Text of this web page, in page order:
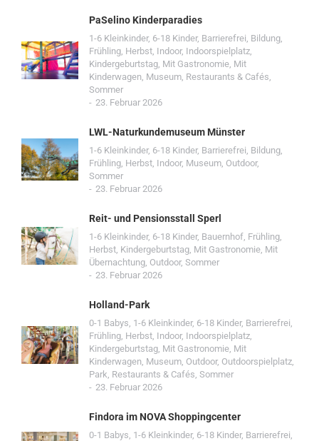
PaSelino Kinderparadies
1-6 Kleinkinder, 6-18 Kinder, Barrierefrei, Bildung,
Frühling, Herbst, Indoor, Indoorspielplatz,
Kindergeburtstag, Mit Gastronomie, Mit
Kinderwagen, Museum, Restaurants & Cafés,
Sommer
23. Februar 2026
LWL-Naturkundemuseum Münster
1-6 Kleinkinder, 6-18 Kinder, Barrierefrei, Bildung,
Frühling, Herbst, Indoor, Museum, Outdoor,
Sommer
23. Februar 2026
Reit- und Pensionsstall Sperl
1-6 Kleinkinder, 6-18 Kinder, Bauernhof, Frühling,
Herbst, Kindergeburtstag, Mit Gastronomie, Mit
Übernachtung, Outdoor, Sommer
23. Februar 2026
Holland-Park
0-1 Babys, 1-6 Kleinkinder, 6-18 Kinder, Barrierefrei,
Frühling, Herbst, Indoor, Indoorspielplatz,
Kindergeburtstag, Mit Gastronomie, Mit
Kinderwagen, Museum, Outdoor, Outdoorspielplatz,
Park, Restaurants & Cafés, Sommer
23. Februar 2026
Findora im NOVA Shoppingcenter
0-1 Babys, 1-6 Kleinkinder, 6-18 Kinder, Barrierefrei,